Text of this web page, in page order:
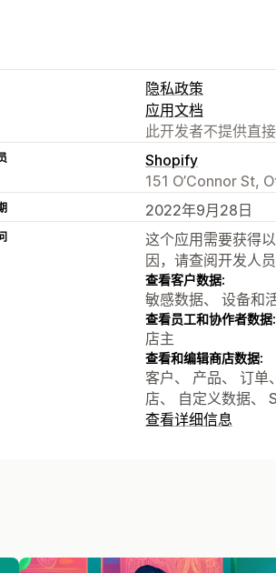
隐私政策
应用文档
此开发者不提供直
Shopify
151 O’Connor St,
2022年9月28日
这个应用需要获得
因，请查阅开发人
查看客户数据:
敏感数据、 设备和
查看员工和协作者数据:
店主
查看和编辑商店数据:
客户、 产品、 订
店、 自定义数据、
查看详细信息